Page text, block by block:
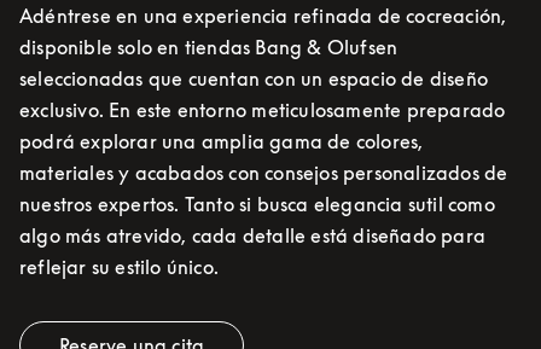
Adéntrese en una experiencia refinada de cocreación,
disponible solo en tiendas Bang & Olufsen
seleccionadas que cuentan con un espacio de diseño
exclusivo. En este entorno meticulosamente preparado
podrá explorar una amplia gama de colores,
materiales y acabados con consejos personalizados de
nuestros expertos. Tanto si busca elegancia sutil como
algo más atrevido, cada detalle está diseñado para
reflejar su estilo único.